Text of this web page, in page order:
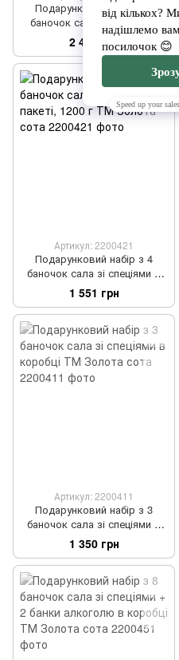
Подарунковий набір з 6
баночок сала зі спеціями,
1800 г ТМ Золота сота
2 400 грн
Артикул: 2200421
Подарунковий набір з 4
баночок сала зі спеціями в
пакеті, 1200 г ТМ Золота
сота
1 551 грн
Артикул: 2200411
Подарунковий набір з 3
баночок сала зі спеціями в
коробці ТМ Золота сота
1 350 грн